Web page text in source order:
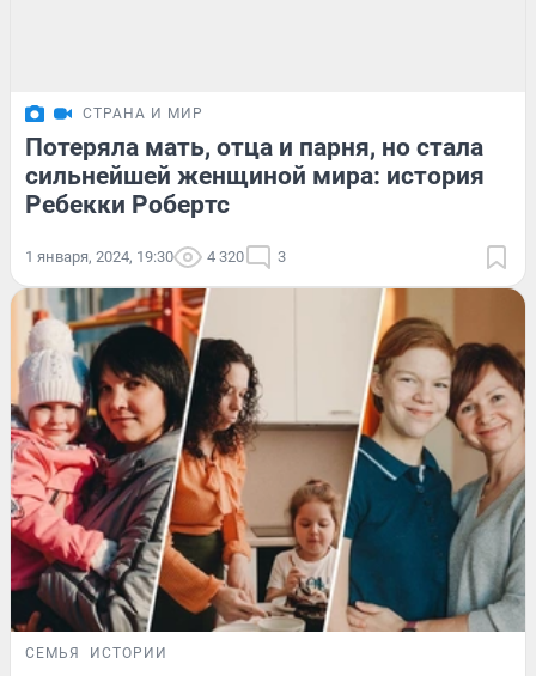
СТРАНА И МИР
Потеряла мать, отца и парня, но стала
сильнейшей женщиной мира: история
Ребекки Робертс
1 января, 2024, 19:30 4 320 3
СЕМЬЯ ИСТОРИИ